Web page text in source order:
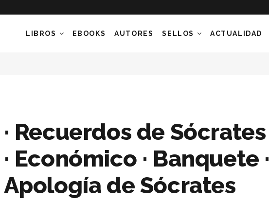
LIBROS EBOOKS AUTORES SELLOS ACTUALIDAD
· Recuerdos de Sócrates
· Económico · Banquete ·
Apología de Sócrates